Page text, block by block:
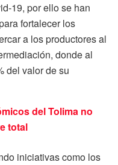
19, por ello se han
fortalecer los
a los productores al
donde al
del valor de su
del Tolima no
total
iniciativas como los